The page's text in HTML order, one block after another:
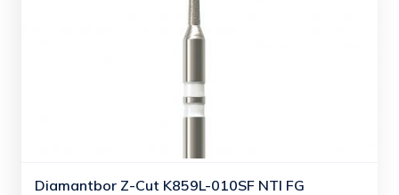
Diamantbor Z-Cut K859L-010SF NTI FG